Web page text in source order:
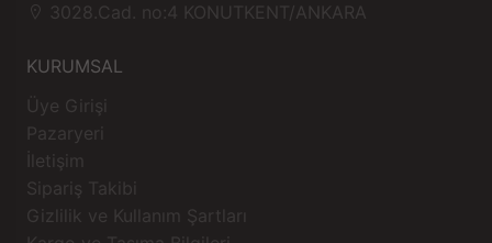
3028.Cad. no:4 KONUTKENT/ANKARA
KURUMSAL
Üye Girişi
Pazaryeri
İletişim
Sipariş Takibi
Gizlilik ve Kullanım Şartları